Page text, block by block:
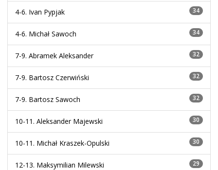
4-6. Ivan Pypjak 34
4-6. Michał Sawoch 34
7-9. Abramek Aleksander 32
7-9. Bartosz Czerwiński 32
7-9. Bartosz Sawoch 32
10-11. Aleksander Majewski 30
10-11. Michał Kraszek-Opulski 30
12-13. Maksymilian Milewski 29